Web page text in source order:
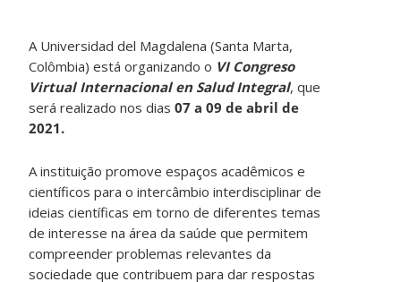
A Universidad del Magdalena (Santa Marta,
Colômbia) está organizando o VI Congreso
Virtual Internacional en Salud Integral, que
será realizado nos dias07 a 09 de abril de
2021.
A instituição promove espaços acadêmicos e
científicos para o intercâmbio interdisciplinar de
ideias científicas em torno de diferentes temas
de interesse na área da saúde que permitem
compreender problemas relevantes da
sociedade que contribuem para dar respostas